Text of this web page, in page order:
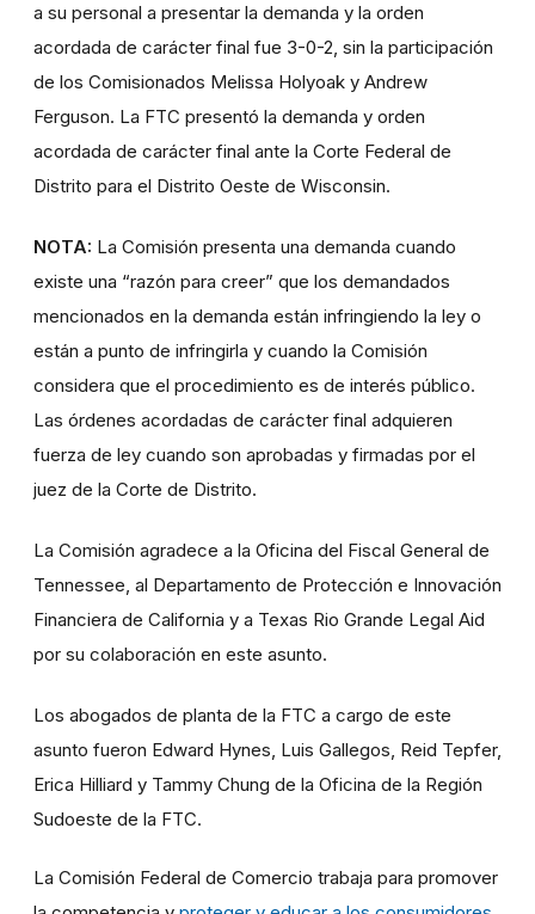
a su personal a presentar la demanda y la orden
acordada de carácter final fue 3-0-2, sin la participación
de los Comisionados Melissa Holyoak y Andrew
Ferguson. La FTC presentó la demanda y orden
acordada de carácter final ante la Corte Federal de
Distrito para el Distrito Oeste de Wisconsin.
NOTA: La Comisión presenta una demanda cuando
existe una “razón para creer” que los demandados
mencionados en la demanda están infringiendo la ley o
están a punto de infringirla y cuando la Comisión
considera que el procedimiento es de interés público.
Las órdenes acordadas de carácter final adquieren
fuerza de ley cuando son aprobadas y firmadas por el
juez de la Corte de Distrito.
La Comisión agradece a la Oficina del Fiscal General de
Tennessee, al Departamento de Protección e Innovación
Financiera de California y a Texas Rio Grande Legal Aid
por su colaboración en este asunto.
Los abogados de planta de la FTC a cargo de este
asunto fueron Edward Hynes, Luis Gallegos, Reid Tepfer,
Erica Hilliard y Tammy Chung de la Oficina de la Región
Sudoeste de la FTC.
La Comisión Federal de Comercio trabaja para promover